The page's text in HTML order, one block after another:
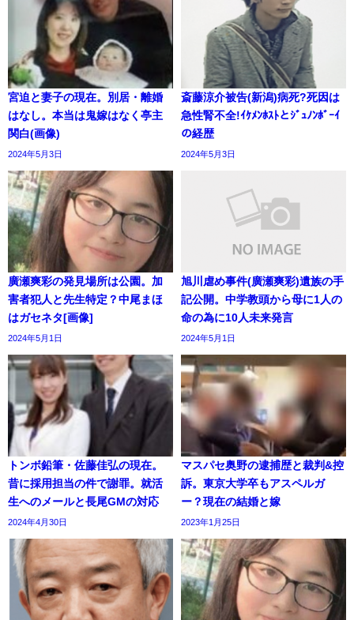
宮迫と妻子の現在。別居・離婚
はなし。本当は鬼嫁はなく亭主
関白(画像)
2024年5月3日
斎藤涼介被告(新潟)病死?死因は
急性腎不全!ｲｹﾒﾝﾎｽﾄとｼﾞｭﾉﾝﾎﾞｰｲ
の経歴
2024年5月3日
廣瀬爽彩の発見場所は公園。加
害者犯人と先生特定？中尾まほ
はガセネタ[画像]
2024年5月1日
旭川虐め事件(廣瀬爽彩)遺族の手
記公開。中学教頭から母に1人の
命の為に10人未来発言
2024年5月1日
トンボ鉛筆・佐藤佳弘の現在。
昔に採用担当の件で謝罪。就活
生へのメールと長尾GMの対応
2024年4月30日
マスパセ奥野の逮捕歴と裁判&控
訴。東京大学卒もアスペルガ
ー？現在の結婚と嫁
2023年1月25日